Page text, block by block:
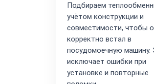
Подбираем
учётом конструкции и
совместимости, чтобы
корректно встал в
посудомоечную машину.
исключает ошибки при
установке и повторные